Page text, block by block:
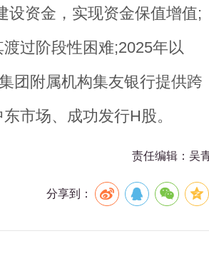
设资金，实现资金保值增值;
过阶段性困难;2025年以
团附属机构集友银行提供跨
市场、成功发行H股。
责任编辑：吴
分享到：